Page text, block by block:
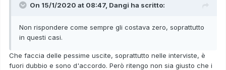
On 15/1/2020 at 08:47, Dangi ha scritto:
Non rispondere come sempre gli costava zero, soprattutto
in questi casi.
Che faccia delle pessime uscite, soprattutto nelle interviste, è
fuori dubbio e sono d'accordo. Però ritengo non sia giusto che i